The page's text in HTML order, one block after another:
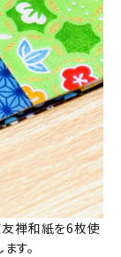
友禅和紙を6枚使
す。